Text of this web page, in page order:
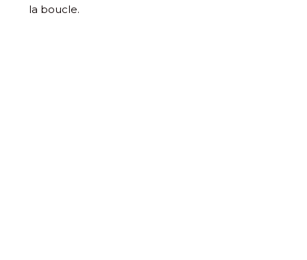
la boucle.